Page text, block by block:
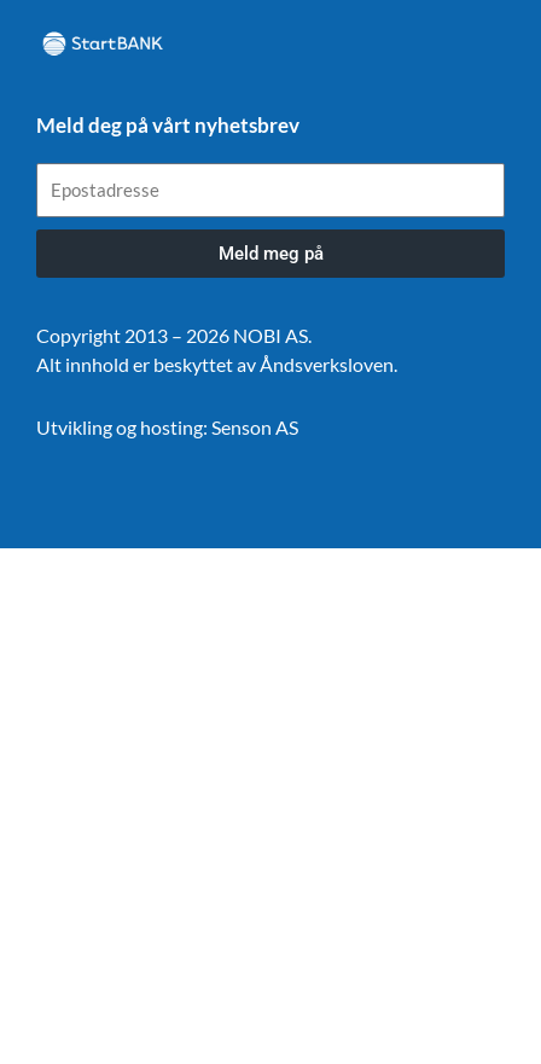
Meld deg på vårt nyhetsbrev
Meld meg på
Copyright 2013 – 2026 NOBI AS.
Alt innhold er beskyttet av Åndsverksloven.
Utvikling og hosting: Senson AS